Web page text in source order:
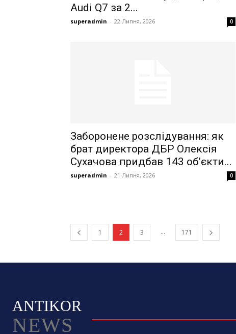
Audi Q7 за 2...
superadmin - 22 Липня, 2026 0
Заборонене розслідування: як
брат директора ДБР Олексія
Сухачова придбав 143 об’єкти...
superadmin - 21 Липня, 2026 0
1 2 3 ... 171
ANTIKOR
NEWS